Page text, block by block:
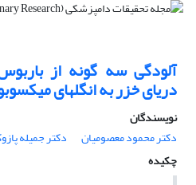
آلودگی سه گونه از
دریای خزر به انگلهای
نویسندگان
دکتر محمود معصومیان
دکتر جمیله
چکیده